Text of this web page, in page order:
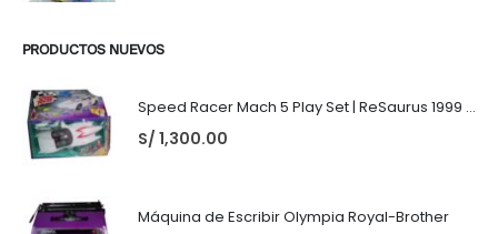
PRODUCTOS NUEVOS
Speed Racer Mach 5 Play Set | ReSaurus 1999 | Meteoro
S/ 1,300.00
Máquina de Escribir Olympia Royal-Brother